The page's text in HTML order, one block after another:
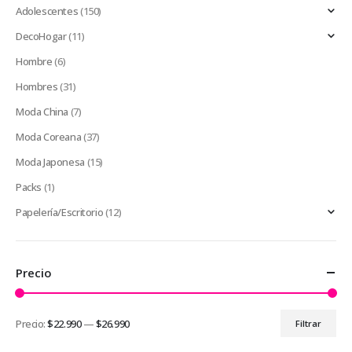
Adolescentes(150)
DecoHogar(11)
Hombre(6)
Hombres(31)
Moda China (7)
Moda Coreana(37)
Moda Japonesa (15)
Packs (1)
Papelería/Escritorio(12)
Precio
Precio
Precio
Filtrar
Precio:$22.990—$26.990